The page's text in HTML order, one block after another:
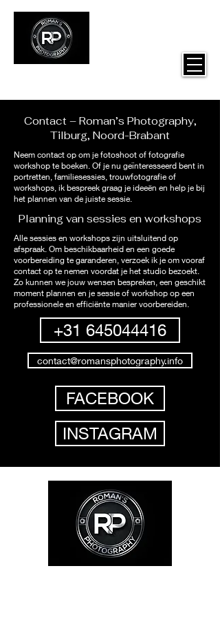
Contact – Roman’s Photography,
Tilburg, Noord-Brabant
Neem contact op om je fotoshoot of fotografie
workshop te boeken. Of je nu geïnteresseerd bent in
portretten, familiesessies, trouwfotografie of
workshops, ik bespreek graag je ideeën en help je bij
het plannen van de juiste sessie.
Planning van sessies en workshops
Alle sessies en workshops zijn uitsluitend op
afspraak. Om beschikbaarheid en een goede
voorbereiding te garanderen, verzoek ik je om vooraf
contact op te nemen voordat je het studio bezoekt.
Zo kunnen we jouw wensen bespreken, een geschikt
moment plannen en je sessie of workshop op een
professionele en efficiënte manier voorbereiden.
+31 645044416
contact@romansphotography.info
FACEBOOK
INSTAGRAM